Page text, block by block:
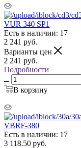
VUR 340 SP1
Есть в наличии: 17
2 241 руб.
Варианты цен
2 241 руб.
Подробности
В корзину
VBRF-380
Есть в наличии: 17
3 118.50 руб.